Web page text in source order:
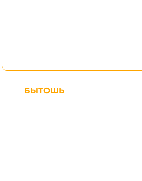
БЫТОШЬ